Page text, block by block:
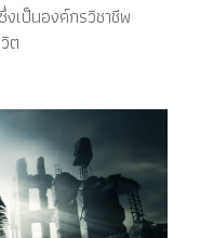
ซึ่งเป็นองค์กรวิชาชีพ
ต